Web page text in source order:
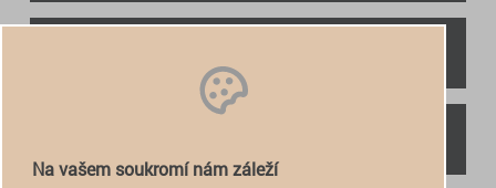
Na vašem soukromí nám záleží